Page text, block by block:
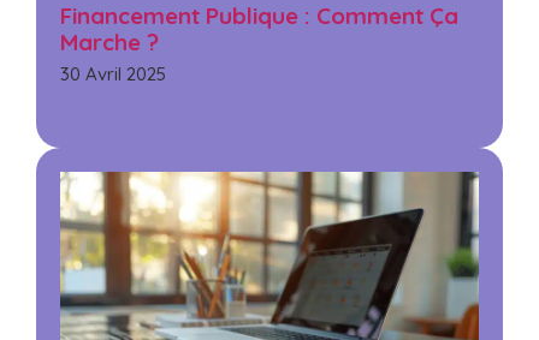
Financement Publique : Comment Ça
Marche ?
30 Avril 2025